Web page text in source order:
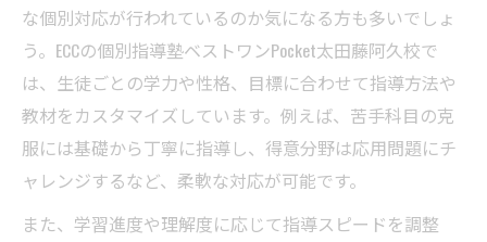
な個別対応が行われているのか気になる方も多いでしょ
う。ECCの個別指導塾ベストワンPocket太田藤阿久校で
は、生徒ごとの学力や性格、目標に合わせて指導方法や
教材をカスタマイズしています。例えば、苦手科目の克
服には基礎から丁寧に指導し、得意分野は応用問題にチ
ャレンジするなど、柔軟な対応が可能です。
また、学習進度や理解度に応じて指導スピードを調整